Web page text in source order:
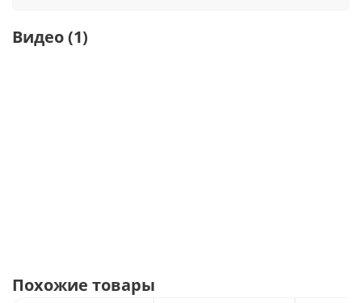
Видео(1)
Похожие товары